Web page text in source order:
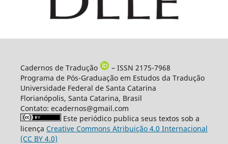
Cadernos de Tradução
– ISSN 2175-7968
Programa de Pós-Graduação em Estudos da Tradução
Universidade Federal de Santa Catarina
Florianópolis, Santa Catarina, Brasil
Contato: ecadernos@gmail.com
Este periódico publica seus textos sob a
licença Creative Commons Atribuição 4.0 Internacional
(CC BY 4.0)